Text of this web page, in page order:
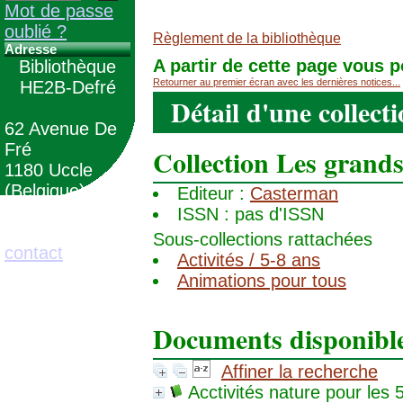
Règlement de la bibliothèque
A partir de cette page vous
Retourner au premier écran avec les dernières notices...
Détail d'une
Collection Les
Editeur : Casterman
ISSN : pas d'ISSN
Sous-collections rattachées
Activités / 5-8 ans
Animations pour tous
Documents
Affiner la recherche
Acctivités nature pour les
Mot de passe
oublié ?
Adresse
Bibliothèque
HE2B-Defré
62 Avenue De
Fré
1180 Uccle
(Belgique)
contact